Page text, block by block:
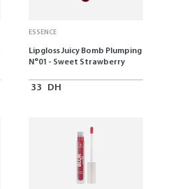
ESSENCE
Lipgloss Juicy Bomb Plumping
N°01 - Sweet Strawberry
33 DH